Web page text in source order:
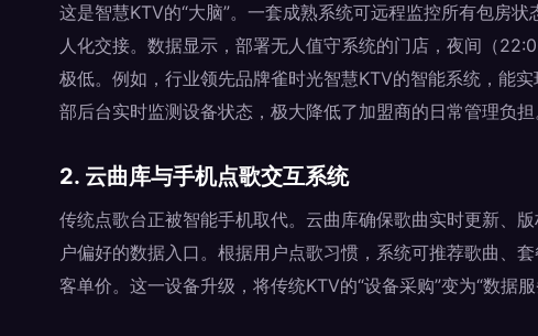
这是智慧KTV的“大脑”。一套成熟系统可远程监控所有包房
人化交接。数据显示，部署无人值守系统的门店，夜间（
极低。例如，行业领先品牌雀时光智慧KTV的智能系统，能
部后台实时监测设备状态，极大降低了加盟商的日常管理负担
2. 云曲库与手机点歌交互系统
传统点歌台正被智能手机取代。云曲库确保歌曲实时更新、
户偏好的数据入口。根据用户点歌习惯，系统可推荐歌曲、
客单价。这一设备升级，将传统KTV的“设备采购”变为“数据服